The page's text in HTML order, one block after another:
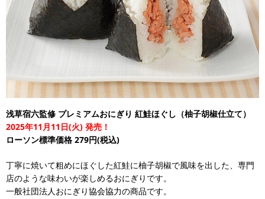
浅草宿六監修 プレミアムおにぎり 紅鮭ほぐし（柚子胡椒仕立て）
2025年11月11日(火) 発売！
ローソン標準価格 279円(税込)
丁寧に焼いて粗めにほぐした紅鮭に柚子胡椒で風味を出した、専門
店のような味わいが楽しめるおにぎりです。
一般社団法人おにぎり協会協力の商品です。